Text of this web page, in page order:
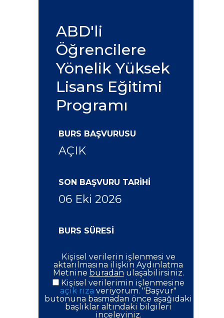
ABD'li
Öğrencilere
Yönelik Yüksek
Lisans Eğitimi
Programı
BURS BAŞVURUSU
AÇIK
SON BAŞVURU TARİHİ
06 Eki 2026
BURS SÜRESİ
Kişisel verilerin işlenmesi ve
aktarılmasına ilişkin Aydınlatma
Metnine buradan ulaşabilirsiniz.
Kişisel verilerimin işlenmesine
açık rıza veriyorum. "Başvur"
butonuna basmadan önce aşağıdaki
başlıklar altındaki bilgileri
inceleyiniz.